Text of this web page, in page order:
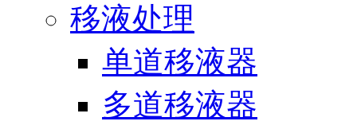
移液处理
单道移液器
多道移液器